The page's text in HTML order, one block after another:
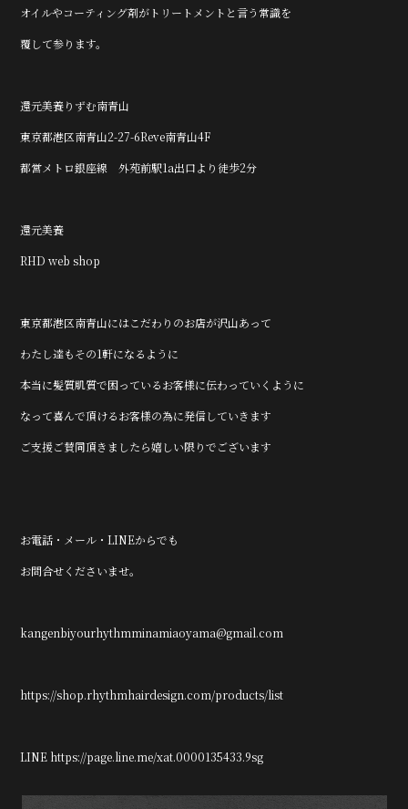
オイルやコーティング剤がトリートメントと言う常識を
覆して参ります。
還元美養りずむ南青山
東京都港区南青山2-27-6Reve南青山4F
都営メトロ銀座線 外苑前駅1a出口より徒歩2分
還元美養
RHD web shop
東京都港区南青山にはこだわりのお店が沢山あって
わたし達もその1軒になるように
本当に髪質肌質で困っているお客様に伝わっていくように
なって喜んで頂けるお客様の為に発信していきます
ご支援ご賛同頂きましたら嬉しい限りでございます
お電話・メール・LINEからでも
お問合せくださいませ。
kangenbiyourhythmminamiaoyama@gmail.com
https://shop.rhythmhairdesign.com/products/list
LINE https://page.line.me/xat.0000135433.9sg